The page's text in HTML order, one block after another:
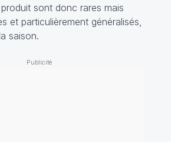
sont donc rares mais
et particulièrement généralisés,
saison.